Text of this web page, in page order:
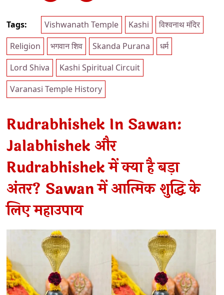
Tags: Vishwanath Temple Kashi
विश्वनाथ मंदिर
Religion
भगवान शिव Skanda Purana
धर्म
Lord Shiva
Kashi Spiritual Circuit
Varanasi Temple History
Rudrabhishek In Sawan:
Jalabhishek और
Rudrabhishek में क्या है बड़ा
अंतर? Sawan में आत्मिक शुद्धि के
लिए महाउपाय